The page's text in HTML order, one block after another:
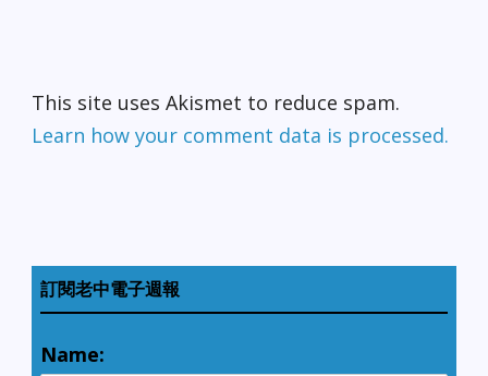
This site uses Akismet to reduce spam.
Learn how your comment data is processed.
訂閱老中電子週報
Name: